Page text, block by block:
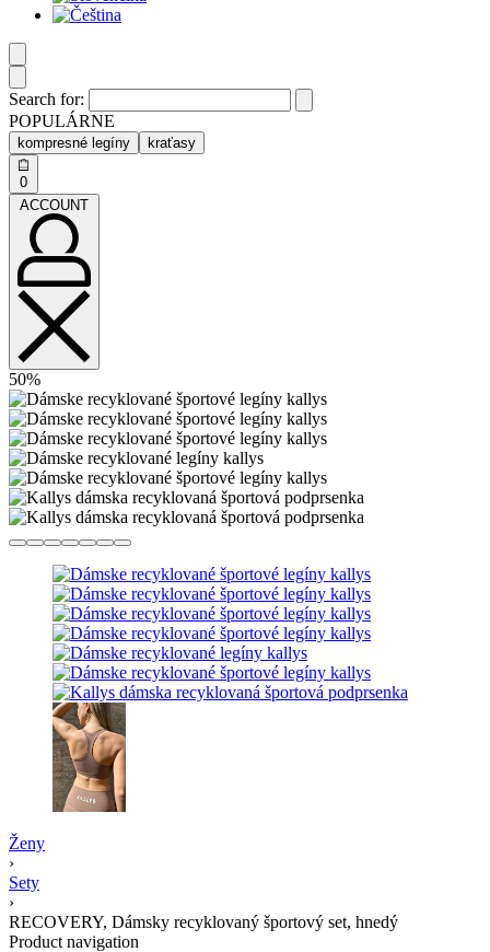
Search for:
POPULÁRNE
kompresné legíny kraťasy
0
ACCOUNT
50%
Ženy
›
Sety
›
RECOVERY, Dámsky recyklovaný športový set, hnedý
Product navigation